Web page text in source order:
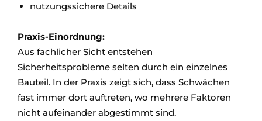
nutzungssichere Details
Praxis-Einordnung:
Aus fachlicher Sicht entstehen
Sicherheitsprobleme selten durch ein einzelnes
Bauteil. In der Praxis zeigt sich, dass Schwächen
fast immer dort auftreten, wo mehrere Faktoren
nicht aufeinander abgestimmt sind.